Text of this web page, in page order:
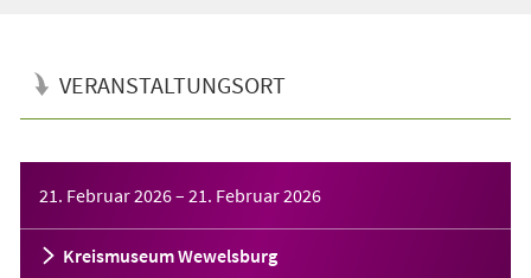
VERANSTALTUNGSORT
21. Februar 2026– 21. Februar 2026
Kreismuseum Wewelsburg